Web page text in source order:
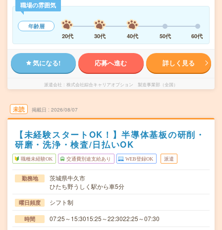
職場の雰囲気
年齢層
20代
30代 40代 50代 60代
気になる! 応募へ進む 詳しく見る
派遣会社 株式会社綜合キャリアオプション 製造事業部（全国）
未読 掲載日 2026/08/07
【未経験スタートOK！】半導体基板の研削・
研磨・洗浄・検査/日払いOK
職種未経験OK 交通費別途支給あり WEB登録OK 派遣
勤務地
茨城県牛久市
ひたち野うしく駅から車5分
曜日頻度 シフト制
時間 07:25～15:3015:25～22:3022:25～07:30